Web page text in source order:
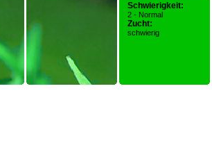
Schwierigkeit:
2 - Normal
Zucht:
schwierig